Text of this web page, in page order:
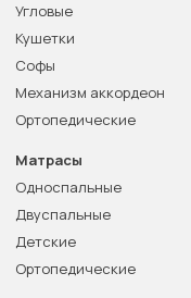
Угловые
Кушетки
Софы
Механизм аккордеон
Ортопедические
Матрасы
Односпальные
Двуспальные
Детские
Ортопедические